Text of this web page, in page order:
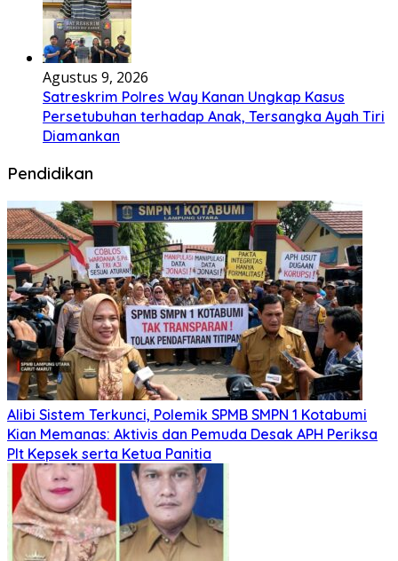
Agustus 9, 2026
Satreskrim Polres Way Kanan Ungkap Kasus
Persetubuhan terhadap Anak, Tersangka Ayah Tiri
Diamankan
Pendidikan
Alibi Sistem Terkunci, Polemik SPMB SMPN 1 Kotabumi
Kian Memanas: Aktivis dan Pemuda Desak APH Periksa
Plt Kepsek serta Ketua Panitia